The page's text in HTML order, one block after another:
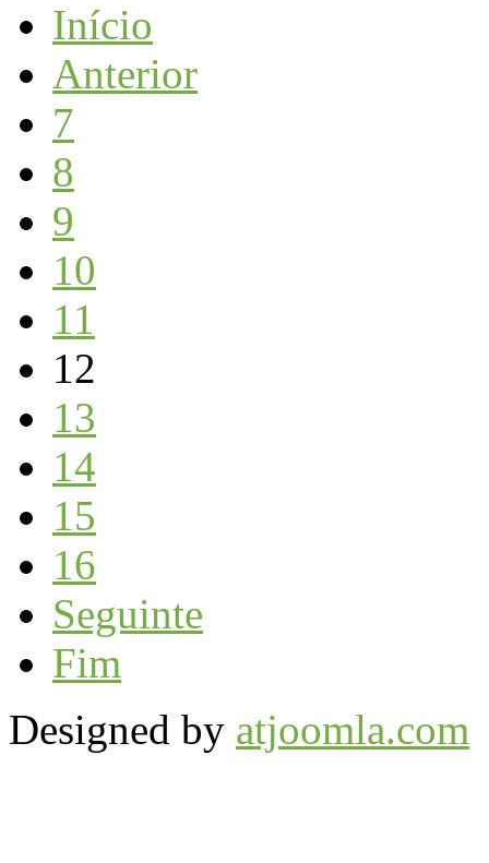
Início
Anterior
7
8
9
10
11
12
13
14
15
16
Seguinte
Fim
Designed by atjoomla.com